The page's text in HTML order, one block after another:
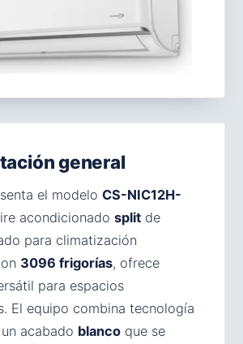
general
el modelo CS-NIC12H-
acondicionado split de
para climatización
3096 frigorías, ofrece
para espacios
El equipo combina tecnología
acabado blanco que se